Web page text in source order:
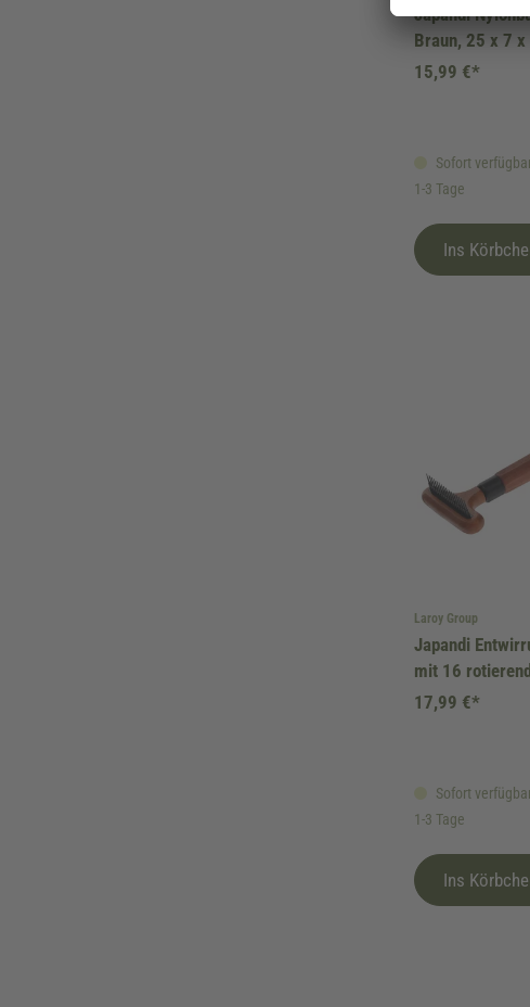
Japandi
Braun, 25 x 7 x
Sofort
1-3 Tage
15,99 €*
Ins
Laroy Group
Japandi
mit 16
Braun
Sofort
1-3 Tage
17,99 €*
Ins